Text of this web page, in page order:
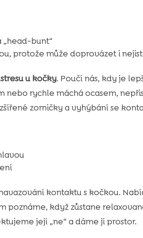
bunt“
protože může doprovázet i
u kočky. Poučí nás, kdy je
nebo rychle máchá ocasem,
zorničky a vyhýbání se
kontaktu s kočkou.
poznáme, když zůstane
její „ne“ a dáme jí prostor.